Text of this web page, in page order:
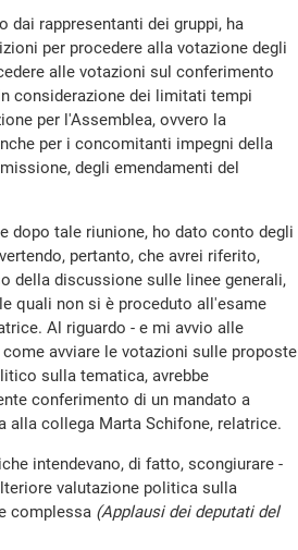
dai rappresentanti dei gruppi, ha
per procedere alla votazione degli
alle votazioni sul conferimento
considerazione dei limitati tempi
per l'Assemblea, ovvero la
per i concomitanti impegni della
degli emendamenti del
dopo tale riunione, ho dato conto degli
pertanto, che avrei riferito,
della discussione sulle linee generali,
quali non si è proceduto all'esame
Al riguardo - e mi avvio alle
avviare le votazioni sulle proposte
sulla tematica, avrebbe
conferimento di un mandato a
alla collega Marta Schifone, relatrice.
intendevano, di fatto, scongiurare -
valutazione politica sulla
complessa (Applausi dei deputati del